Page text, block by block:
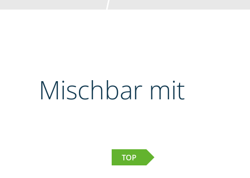
Mischbar mit
TOP